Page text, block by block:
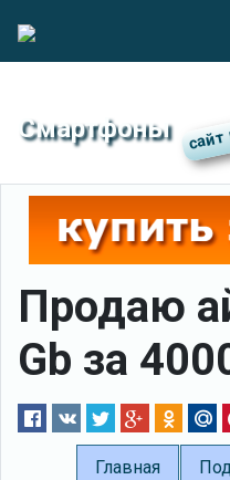
Смартфоны
Продаю
Gb за
Главная